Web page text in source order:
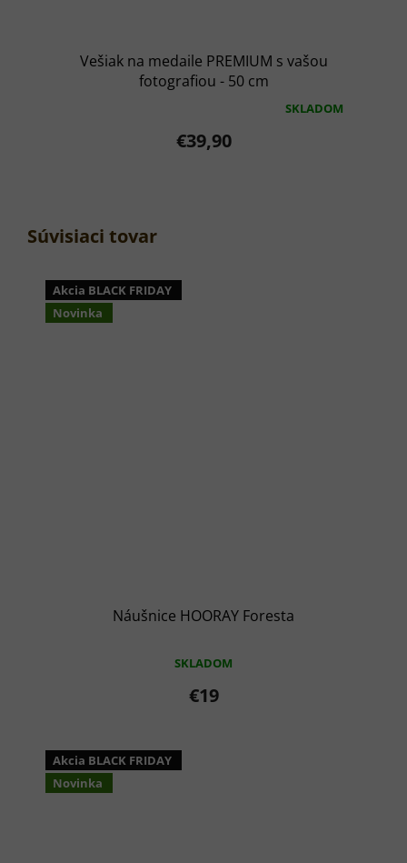
Súvisiaci tovar
Akcia BLACK FRIDAY
Novinka
Náušnice HOORAY Foresta
SKLADOM
€19
Akcia BLACK FRIDAY
Novinka
Vešiak na medaile PREMIUM s vašou
fotografiou - 50 cm
hviezdičiek.
SKLADOM
€39,90